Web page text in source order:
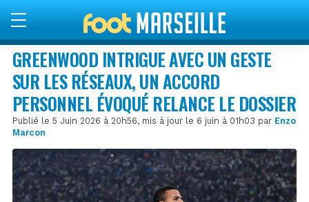
GREENWOOD INTRIGUE AVEC UN GESTE
SUR LES RÉSEAUX, UN ACCORD
PERSONNEL ÉVOQUÉ RELANCE LE DOSSIER
Publié le 5 Juin 2026 à 20h56, mis à jour le 6 juin à 01h03 par Enzo
Marcon